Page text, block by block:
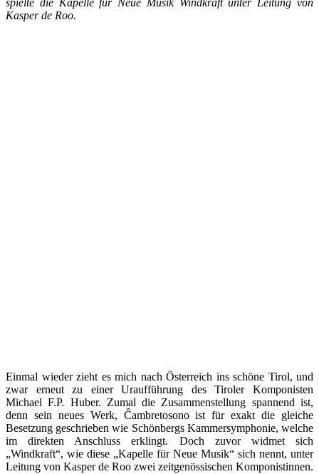
spielte die Kapelle für Neue Musik Windkraft unter Leitung von
Kasper de Roo.
Einmal wieder zieht es mich nach Österreich ins schöne Tirol, und
zwar erneut zu einer Uraufführung des Tiroler Komponisten
Michael F.P. Huber. Zumal die Zusammenstellung spannend ist,
denn sein neues Werk, Ĉambretosono ist für exakt die gleiche
Besetzung geschrieben wie Schönbergs Kammersymphonie, welche
im direkten Anschluss erklingt. Doch zuvor widmet sich
„Windkraft“, wie diese „Kapelle für Neue Musik“ sich nennt, unter
Leitung von Kasper de Roo zwei zeitgenössischen Komponistinnen.